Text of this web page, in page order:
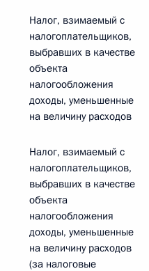
Налог, взимаемый с
налогоплательщиков,
выбравших в качестве
объекта
налогообложения
доходы, уменьшенные
на величину расходов
Налог, взимаемый с
налогоплательщиков,
выбравших в качестве
объекта
налогообложения
доходы, уменьшенные
на величину расходов
(за налоговые